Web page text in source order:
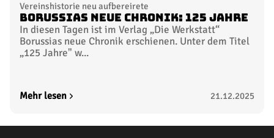
Vereinshistorie neu aufbereirete
Borussias neue Chronik: 125 Jahre
In diesen Tagen ist im Verlag „Die Werkstatt“
Borussias neue Chronik erschienen. Unter dem Titel
„125 Jahre" w...
Mehr lesen 21.12.2025